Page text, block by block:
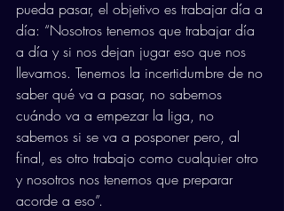
pueda pasar, el objetivo es trabajar día a
día: “Nosotros tenemos que trabajar día
a día y si nos dejan jugar eso que nos
llevamos. Tenemos la incertidumbre de no
saber qué va a pasar, no sabemos
cuándo va a empezar la liga, no
sabemos si se va a posponer pero, al
final, es otro trabajo como cualquier otro
y nosotros nos tenemos que preparar
acorde a eso”.